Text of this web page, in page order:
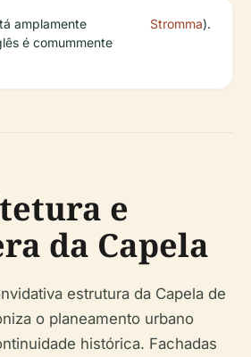
amplamente
é comummente
Stromma).
e
da Capela
estrutura da Capela de
o planeamento urbano
histórica. Fachadas